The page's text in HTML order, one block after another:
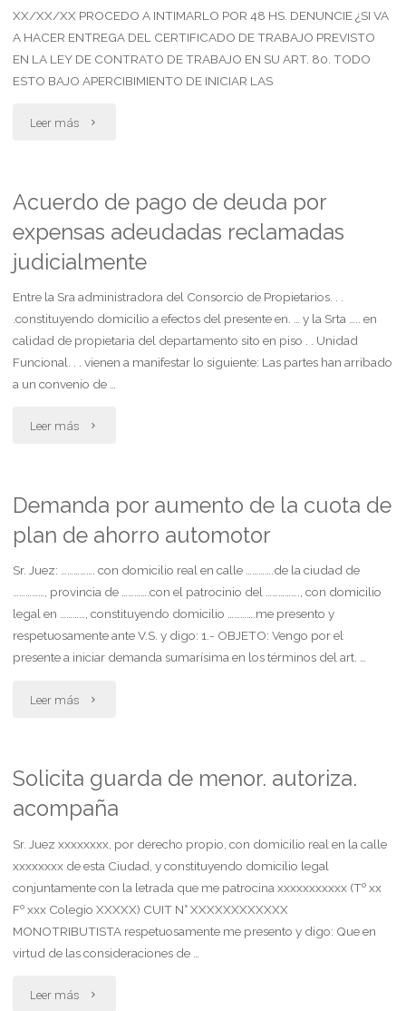
posesión"
XX/XX/XX PROCEDO A INTIMARLO POR 48 HS. DENUNCIE ¿SI VA
A HACER ENTREGA DEL CERTIFICADO DE TRABAJO PREVISTO
EN LA LEY DE CONTRATO DE TRABAJO EN SU ART. 80. TODO
ESTO BAJO APERCIBIMIENTO DE INICIAR LAS
Leer más "Telegrama
entrega
del
certificado
art.
80
renuncia"
Acuerdo de pago de deuda por
expensas adeudadas reclamadas
judicialmente
Entre la Sra administradora del Consorcio de Propietarios. . .
.constituyendo domicilio a efectos del presente en. … y la Srta ….. en
calidad de propietaria del departamento sito en piso . . Unidad
Funcional. . . vienen a manifestar lo siguiente: Las partes han arribado
a un convenio de …
Leer más "Acuerdo
pago
de
deuda
expensas
Demanda por aumento de la cuota de
plan de ahorro automotor
Sr. Juez: ……………. con domicilio real en calle ………….de la ciudad de
……………, provincia de ………….con el patrocinio del ……………., con domicilio
legal en …………, constituyendo domicilio ………….me presento y
respetuosamente ante V.S. y digo: 1.- OBJETO: Vengo por el
presente a iniciar demanda sumarísima en los términos del art. …
Leer más "Demanda
de
la
de
plan
Solicita guarda de menor. autoriza.
acompaña
Sr. Juez xxxxxxxx, por derecho propio, con domicilio real en la calle
xxxxxxxx de esta Ciudad, y constituyendo domicilio legal
conjuntamente con la letrada que me patrocina xxxxxxxxxxx (Tº xx
Fº xxx Colegio XXXXX) CUIT N° XXXXXXXXXXXX
MONOTRIBUTISTA respetuosamente me presento y digo: Que en
virtud de las consideraciones de …
Leer más "Solicita